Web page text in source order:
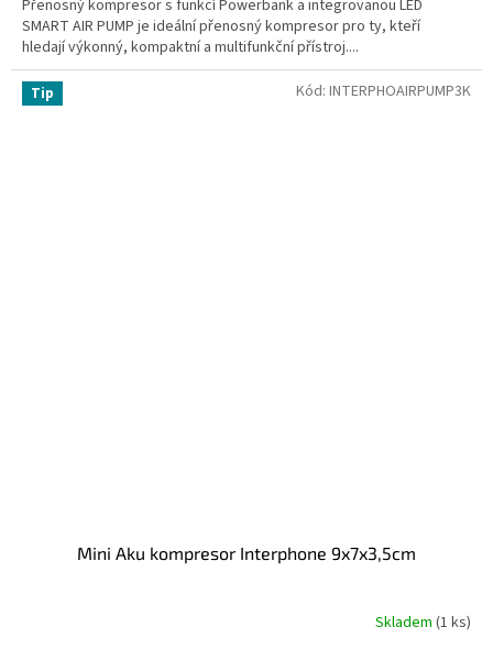
Přenosný kompresor s funkcí Powerbank a integrovanou LED
SMART AIR PUMP je ideální přenosný kompresor pro ty, kteří
hledají výkonný, kompaktní a multifunkční přístroj....
Tip
Mini Aku kompresor Interphone 9x7x3,5cm
Skladem (1 ks)
Kód: INTERPHOAIRPUMP3K